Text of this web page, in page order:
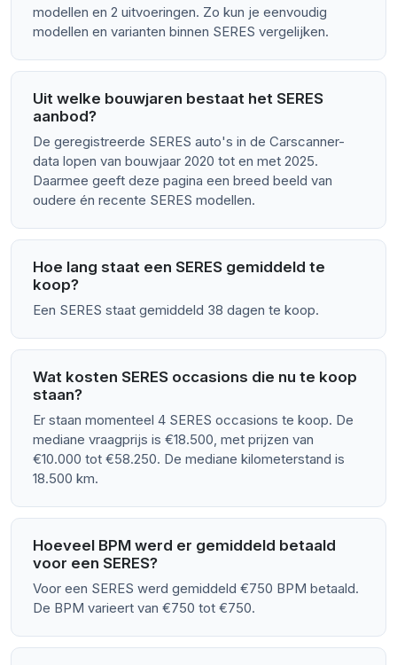
modellen en 2 uitvoeringen. Zo kun je eenvoudig
modellen en varianten binnen SERES vergelijken.
Uit welke bouwjaren bestaat het SERES
aanbod?
De geregistreerde SERES auto's in de Carscanner-
data lopen van bouwjaar 2020 tot en met 2025.
Daarmee geeft deze pagina een breed beeld van
oudere én recente SERES modellen.
Hoe lang staat een SERES gemiddeld te
koop?
Een SERES staat gemiddeld 38 dagen te koop.
Wat kosten SERES occasions die nu te koop
staan?
Er staan momenteel 4 SERES occasions te koop. De
mediane vraagprijs is €18.500, met prijzen van
€10.000 tot €58.250. De mediane kilometerstand is
18.500 km.
Hoeveel BPM werd er gemiddeld betaald
voor een SERES?
Voor een SERES werd gemiddeld €750 BPM betaald.
De BPM varieert van €750 tot €750.